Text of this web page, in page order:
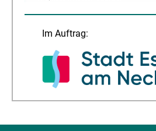
Im Auftrag: